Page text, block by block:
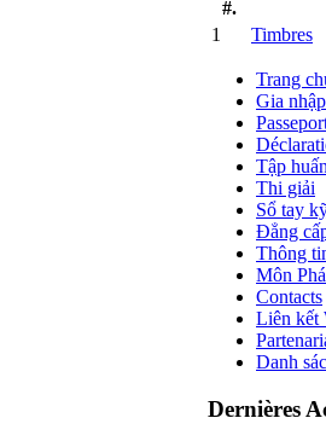
#.
1
Timbres
Trang
Gia
Tập huấn
Thi giải
Sổ tay
Đẳng
Thông
Môn
Contacts
Liên kết
Danh
Dernières